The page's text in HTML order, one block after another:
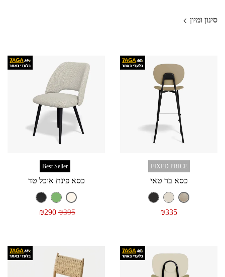
סינון ומיון
FIXED PRICE
כסא בר טאי
₪335
Best Seller
כסא פינת אוכל טד
₪395
₪290